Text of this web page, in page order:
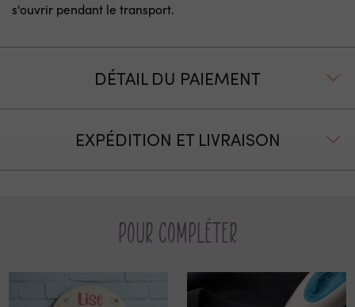
s'ouvrir pendant le transport.
DÉTAIL DU PAIEMENT
EXPÉDITION ET LIVRAISON
Pour compléter